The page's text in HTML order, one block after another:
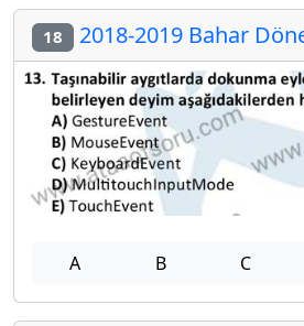
18 2018-2019 Bahar
A B C